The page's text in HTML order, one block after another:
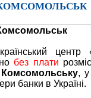
без плати
, у
банки в Україні.